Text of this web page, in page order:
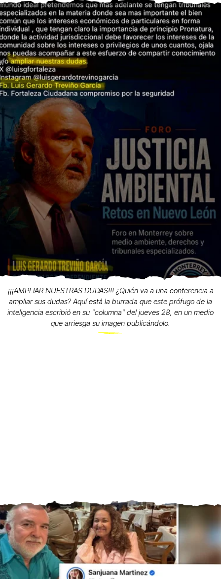
¡¡¡AMPLIAR NUESTRAS DUDAS!!! ¿Quién va a una conferencia a
ampliar sus dudas? Aquí está la burrada que este prófugo de la
inteligencia escribió en su "columna" del jueves 28, en un medio
que arriesga su imagen publicándolo.